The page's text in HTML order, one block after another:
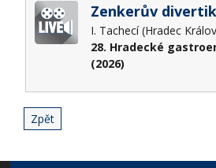
Zenkerův
I. Tachecí (Hradec
28. Hradecké
(2026)
Zpět